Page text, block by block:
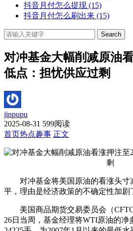
抖音月付怎么提现 (15)
抖音月付怎么刷出来 (15)
Search
对冲基金大幅削减原油
低点：担忧供应过剩
jinpupu
2025-08-31 599阅读
首页热点趣事 正文
对冲基金将美国原油的看涨头寸
平，理由是经济政策的不确定性加剧
美国商品期货交易委员会（CFTC
26日当周，基金经理将WTI原油的净